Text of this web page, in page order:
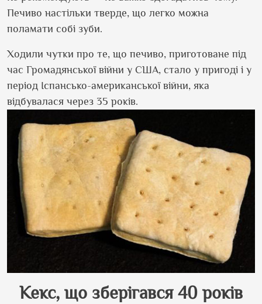
Печиво настільки тверде, що легко можна
поламати собі зуби.
Ходили чутки про те, що печиво, приготоване під
час Громадянської війни у США, стало у пригоді і у
період Іспансько-американської війни, яка
відбувалася через 35 років.
Кекс, що зберігався 40 років